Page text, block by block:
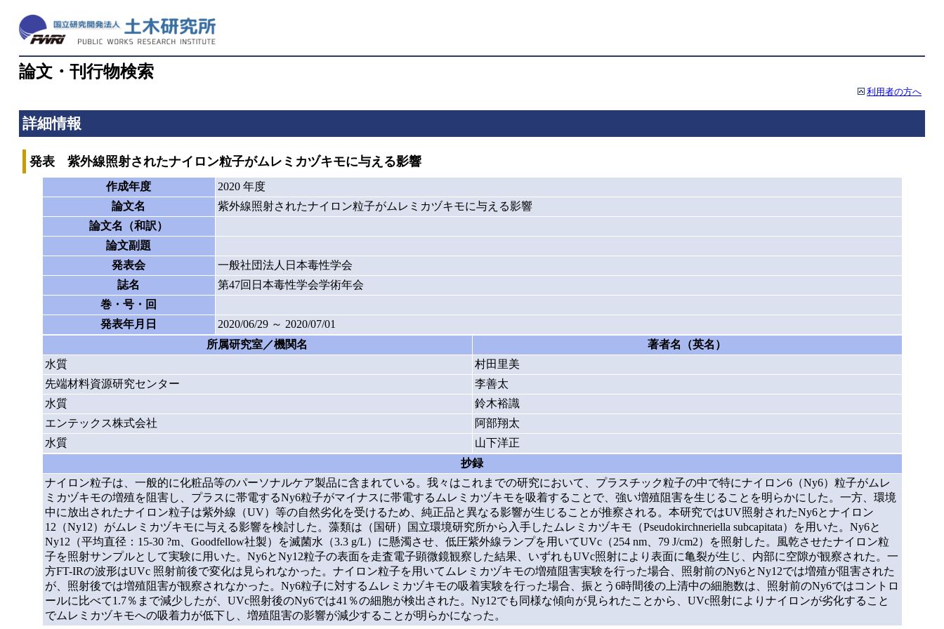
論文・刊行物検索
利用者の方へ
詳細情報
発表 紫外線照射されたナイロン粒子がムレミカヅキモに与える影響
作成年度
2020 年度
論文名
紫外線照射されたナイロン粒子がムレミカヅキモに与える影響
論文名（和訳）
論文副題
発表会
一般社団法人日本毒性学会
誌名
第47回日本毒性学会学術年会
巻・号・回
発表年月日
2020/06/29 ～ 2020/07/01
所属研究室／機関名
著者名（英名）
水質
村田里美
先端材料資源研究センター
李善太
水質
鈴木裕識
エンテックス株式会社
阿部翔太
水質
山下洋正
抄録
ナイロン粒子は、一般的に化粧品等のパーソナルケア製品に含まれている。我々はこれまでの研究において、プラスチック粒子の中で特にナイロン6（Ny6）粒子がムレ
ミカヅキモの増殖を阻害し、プラスに帯電するNy6粒子がマイナスに帯電するムレミカヅキモを吸着することで、強い増殖阻害を生じることを明らかにした。一方、環境
中に放出されたナイロン粒子は紫外線（UV）等の自然劣化を受けるため、純正品と異なる影響が生じることが推察される。本研究ではUV照射されたNy6とナイロン
12（Ny12）がムレミカヅキモに与える影響を検討した。藻類は（国研）国立環境研究所から入手したムレミカヅキモ（Pseudokirchneriella subcapitata）を用いた。Ny6と
Ny12（平均直径：15-30 ?m、Goodfellow社製）を滅菌水（3.3 g/L）に懸濁させ、低圧紫外線ランプを用いてUVc（254 nm、79 J/cm2）を照射した。風乾させたナイロン粒
子を照射サンプルとして実験に用いた。Ny6とNy12粒子の表面を走査電子顕微鏡観察した結果、いずれもUVc照射により表面に亀裂が生じ、内部に空隙が観察された。一
方FT-IRの波形はUVc 照射前後で変化は見られなかった。ナイロン粒子を用いてムレミカヅキモの増殖阻害実験を行った場合、照射前のNy6とNy12では増殖が阻害された
が、照射後では増殖阻害が観察されなかった。Ny6粒子に対するムレミカヅキモの吸着実験を行った場合、振とう6時間後の上清中の細胞数は、照射前のNy6ではコントロ
ールに比べて1.7％まで減少したが、UVc照射後のNy6では41％の細胞が検出された。Ny12でも同様な傾向が見られたことから、UVc照射によりナイロンが劣化すること
でムレミカヅキモへの吸着力が低下し、増殖阻害の影響が減少することが明らかになった。